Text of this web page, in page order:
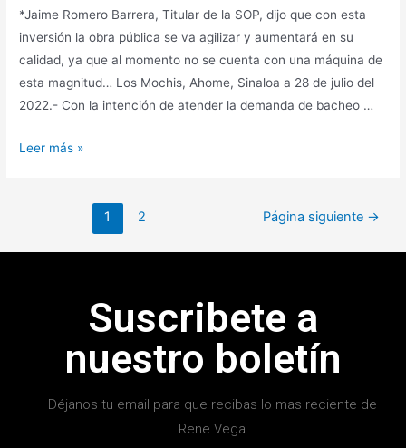
*Jaime Romero Barrera, Titular de la SOP, dijo que con esta
inversión la obra pública se va agilizar y aumentará en su
calidad, ya que al momento no se cuenta con una máquina de
esta magnitud… Los Mochis, Ahome, Sinaloa a 28 de julio del
2022.- Con la intención de atender la demanda de bacheo …
Leer más »
1 2 Página siguiente →
Suscribete a
nuestro boletín
Déjanos tu email para que recibas lo mas reciente de
Rene Vega